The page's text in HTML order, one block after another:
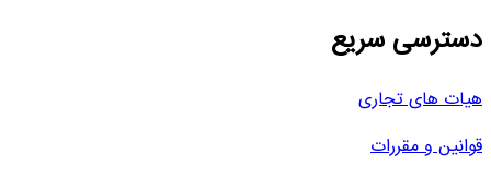
دسترسی سریع
هیات های تجاری
قوانین و مقررات